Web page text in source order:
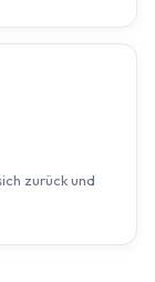
zurück und